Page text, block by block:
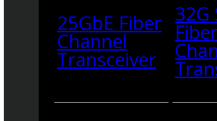
25GbE Fiber
Channel
Transceiver
32G